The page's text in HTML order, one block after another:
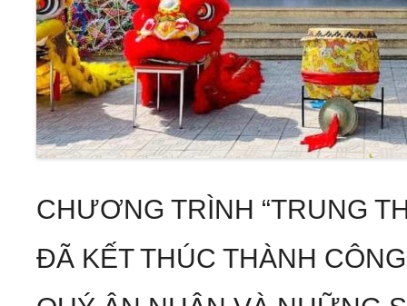
CHƯƠNG TRÌNH “TRUNG
ĐÃ KẾT THÚC THÀNH